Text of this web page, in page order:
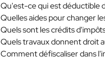
Qu'est-ce qui est déductible
Quelles aides pour changer
Quels sont les crédits
Quels travaux donnent droit
Comment défiscaliser dans